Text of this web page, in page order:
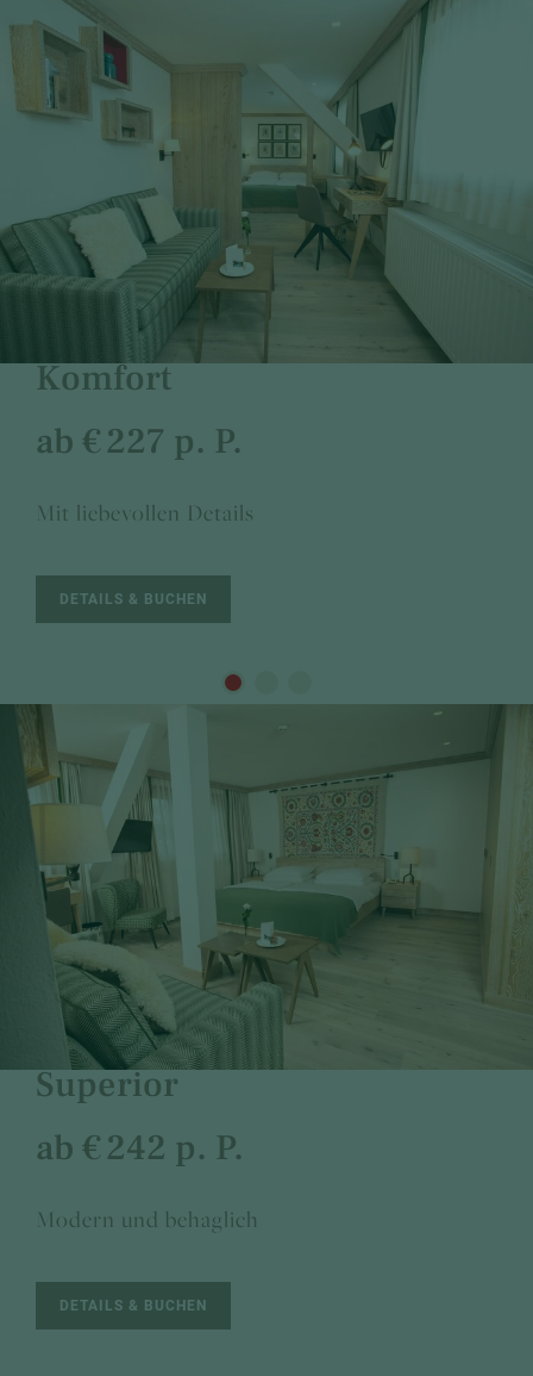
Komfort
Stammhaus-Zimmer
Komfort
Komfort "3 Seen"
Erker-Panorama Zimmer
Komfort
ab € 227 p. P.
Mit liebevollen Details
DETAILS & BUCHEN
Superior
Zirben-Zimmer Superior
Studio-Doppelzimmer
Superior
Stammhaus-Zimmer
Superior
ab € 242 p. P.
Modern und behaglich
DETAILS & BUCHEN